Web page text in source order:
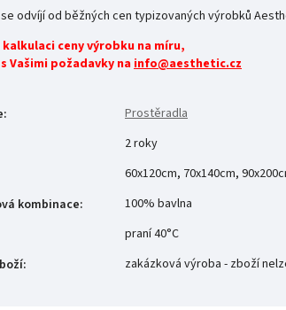
odvíjí od běžných cen typizovaných výrobků
kalkulaci ceny výrobku na míru,
Vašimi požadavky na info@aesthetic.cz
:
Prostěradla
2 roky
60x120cm, 70x140cm,
kombinace:
100% bavlna
praní 40°C
: zakázková výroba - zboží